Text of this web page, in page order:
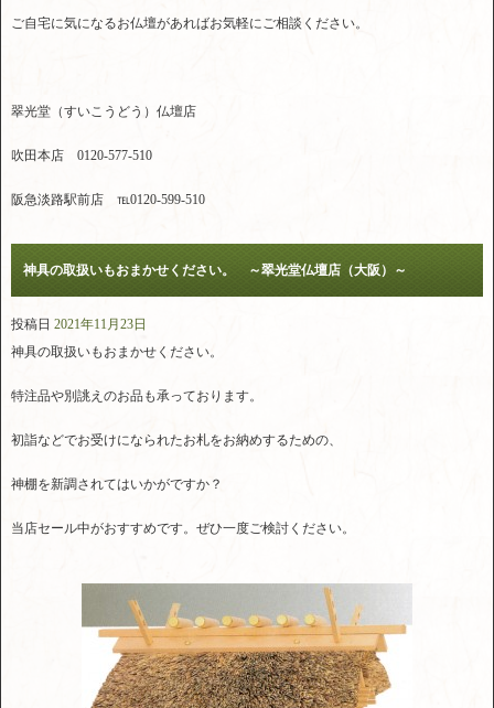
ご自宅に気になるお仏壇があればお気軽にご相談ください。
翠光堂（すいこうどう）仏壇店
吹田本店 0120-577-510
阪急淡路駅前店 ℡0120-599-510
神具の取扱いもおまかせください。 ～翠光堂仏壇店（大阪）～
投稿日 2021年11月23日
神具の取扱いもおまかせください。
特注品や別誂えのお品も承っております。
初詣などでお受けになられたお札をお納めするための、
神棚を新調されてはいかがですか？
当店セール中がおすすめです。ぜひ一度ご検討ください。